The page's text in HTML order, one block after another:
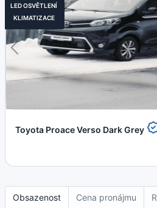
Toyota Proace Verso Dark Grey
LED OSVĚTLENÍ
KLIMATIZACE
Obsazenost Cena pronájmu